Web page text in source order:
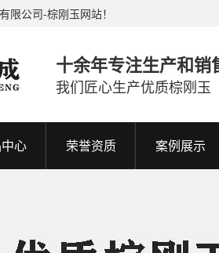
限公司-棕刚玉网站！
十余年专注生产和销
我们匠心生产优质棕刚玉
心 荣誉资质 案例展示